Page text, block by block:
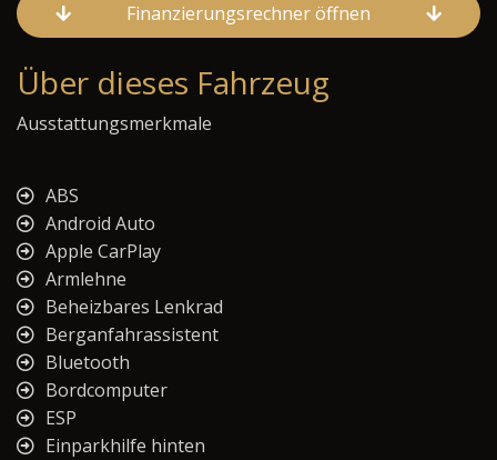
Finanzierungsrechner öffnen
Über dieses Fahrzeug
Ausstattungsmerkmale
ABS
Android Auto
Apple CarPlay
Armlehne
Beheizbares Lenkrad
Berganfahrassistent
Bluetooth
Bordcomputer
ESP
Einparkhilfe hinten